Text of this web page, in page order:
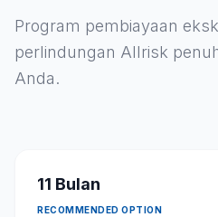
Program pembiayaan
perlindungan Allrisk
Anda.
11 Bulan
RECOMMENDED OPTION